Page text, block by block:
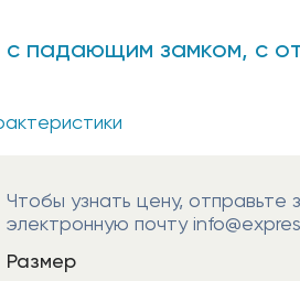
падающим замком, с
Чтобы узнать цену, отправьте
электронную почту
Размер